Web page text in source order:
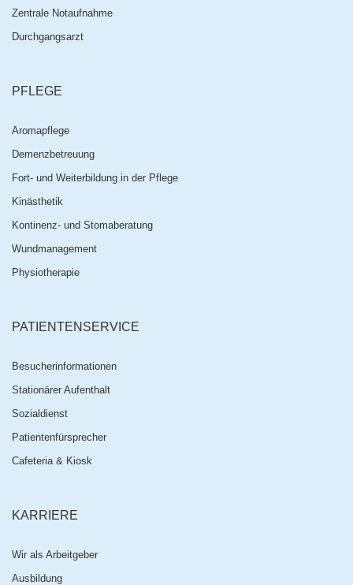
Zentrale Notaufnahme
Durchgangsarzt
PFLEGE
Aromapflege
Demenzbetreuung
Fort- und Weiterbildung in der Pflege
Kinästhetik
Kontinenz- und Stomaberatung
Wundmanagement
Physiotherapie
PATIENTENSERVICE
Besucherinformationen
Stationärer Aufenthalt
Sozialdienst
Patientenfürsprecher
Cafeteria & Kiosk
KARRIERE
Wir als Arbeitgeber
Ausbildung